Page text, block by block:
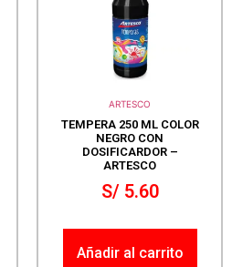
ARTESCO
TEMPERA 250 ML COLOR
NEGRO CON
DOSIFICARDOR –
ARTESCO
S/5.60
Añadir al carrito